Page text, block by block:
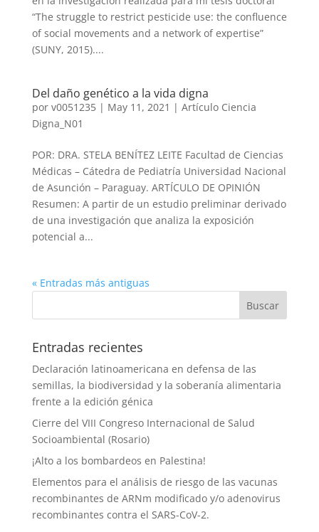
“The struggle to restrict pesticide use: the confluence
of social movements and a network of expertise”
(SUNY, 2015)....
Del daño genético a la vida digna
por v0051235| May 11, 2021 | Artículo Ciencia
Digna_N01
POR: DRA. STELA BENÍTEZ LEITE Facultad de Ciencias
Médicas – Cátedra de Pediatría Universidad Nacional
de Asunción – Paraguay. ARTÍCULO DE OPINIÓN
Resumen: A partir de un estudio preliminar derivado
de una investigación que analiza la exposición
potencial a...
« Entradas más antiguas
Entradas recientes
Declaración latinoamericana en defensa de las
semillas, la biodiversidad y la soberanía alimentaria
frente a la edición génica
Cierre del VIII Congreso Internacional de Salud
Socioambiental (Rosario)
¡Alto a los bombardeos en Palestina!
Elementos para el análisis de riesgo de las vacunas
recombinantes de ARNm modificado y/o adenovirus
recombinantes contra el SARS-CoV-2.